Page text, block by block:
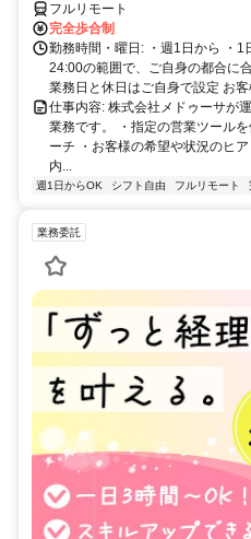
フルリモート
完全歩合制
勤務時間・曜日: ・週1日から ・1
24:00の範囲で、ご自身の都合に
業務日と休日はご自身で設定 お
仕事内容: 株式会社メドゥーサが
業務です。 ・指定の営業ツール
ーチ ・お客様の希望や状況のヒ
内...
週1日からOK シフト自由 フルリモート
業務委託